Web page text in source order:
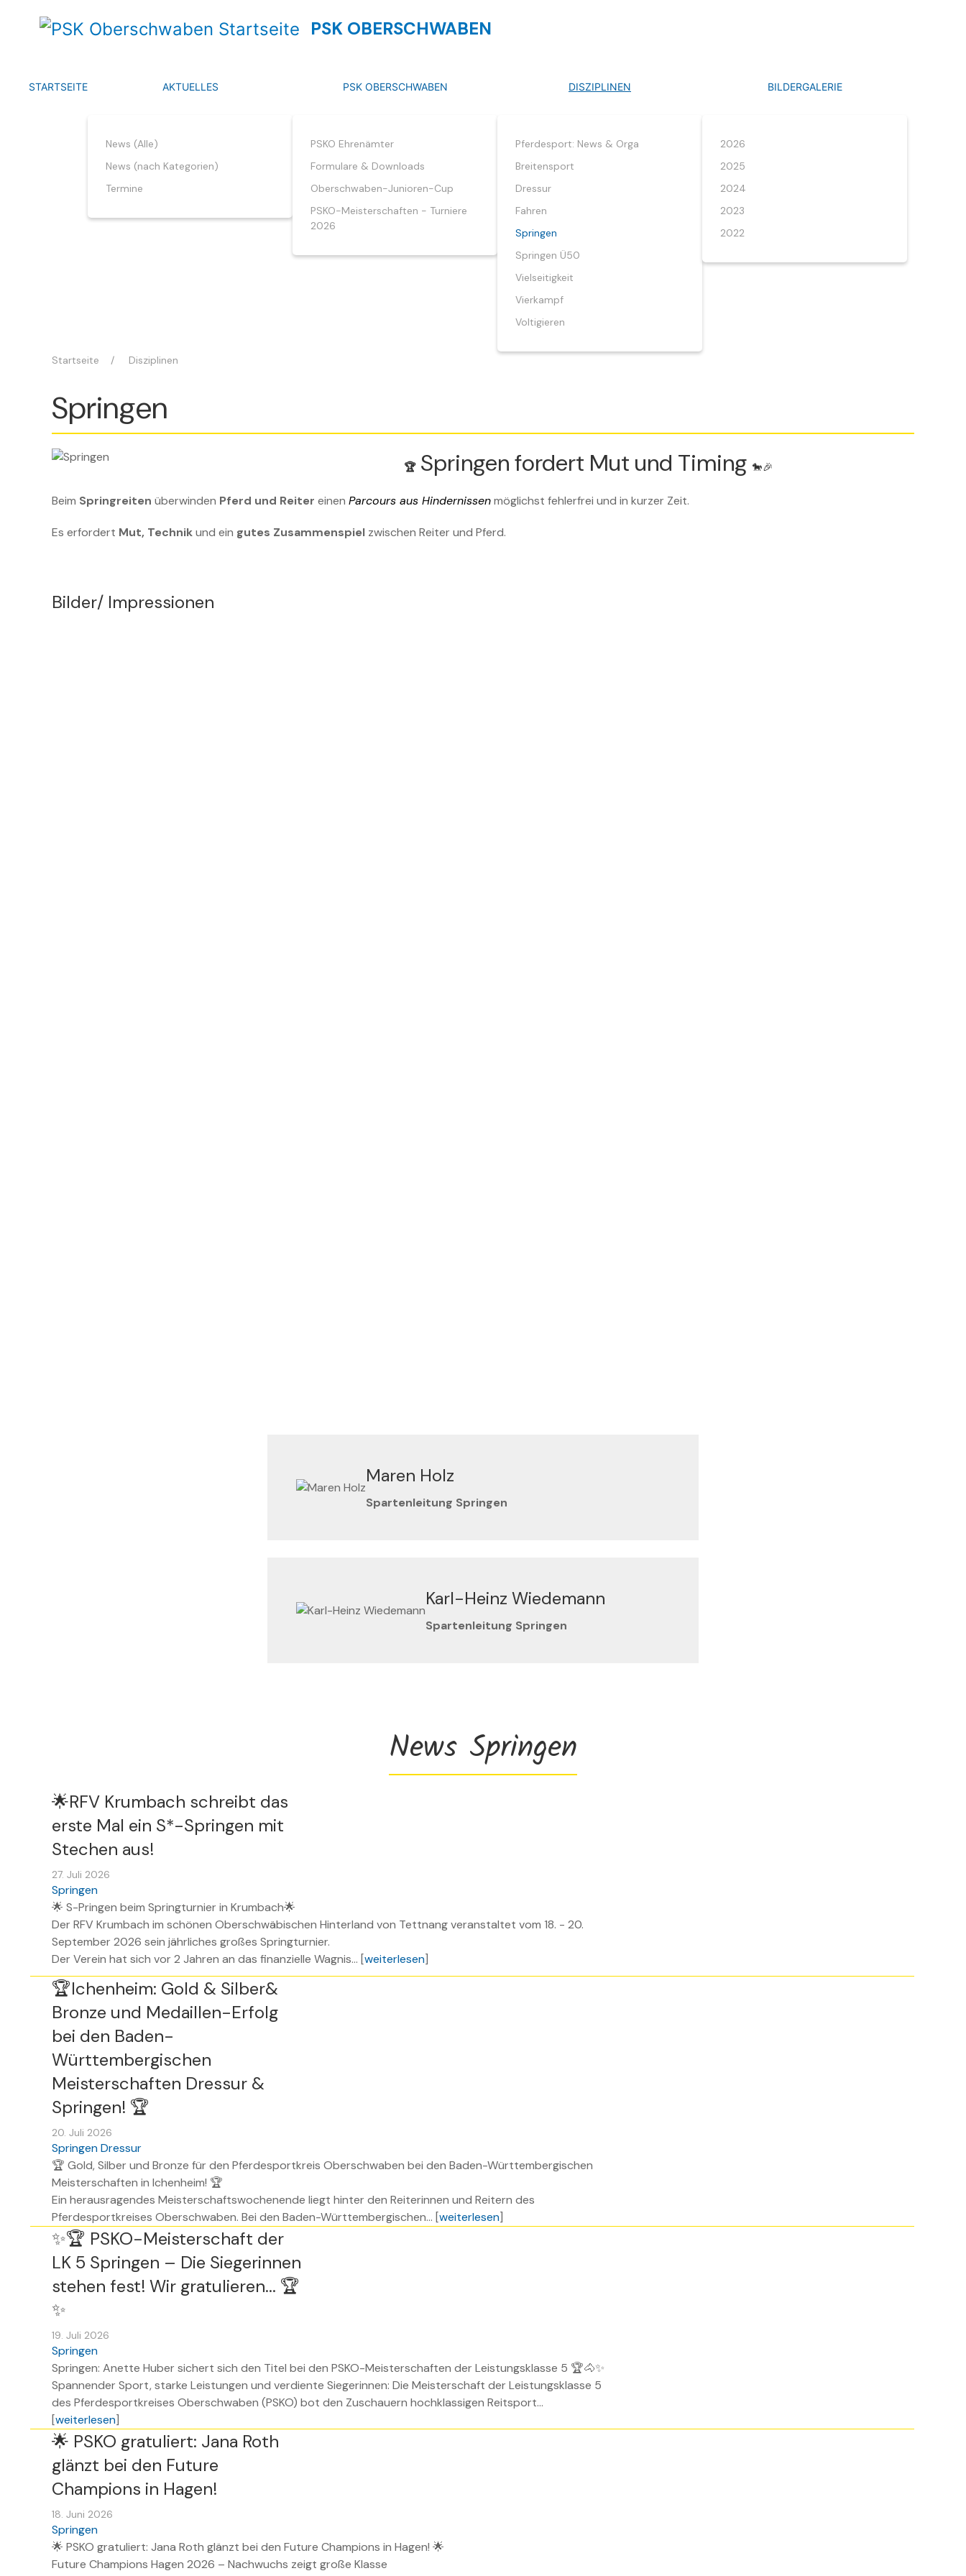
PSK OBERSCHWABEN
STARTSEITE AKTUELLES
News (Alle)
News (nach Kategorien)
Termine
PSK OBERSCHWABEN
PSKO Ehrenämter
Formulare & Downloads
Oberschwaben-Junioren-Cup
PSKO-Meisterschaften - Turniere
2026
DISZIPLINEN
Pferdesport: News & Orga
Breitensport
Dressur
Fahren
Springen
Springen Ü50
Vielseitigkeit
Vierkampf
Voltigieren
BILDERGALERIE
2026
2025
2024
2023
2022
Startseite Disziplinen
Springen
🏆 Springen fordert Mut und Timing 🐎🎉
Beim Springreiten überwinden Pferd und Reiter einen Parcours aus Hindernissenmöglichst fehlerfrei und in kurzer Zeit.
Es erfordert Mut, Technikund ein gutes Zusammenspiel zwischen Reiter und Pferd.
Bilder/ Impressionen
Maren Holz
Spartenleitung Springen
Karl-Heinz Wiedemann
Spartenleitung Springen
News Springen
🌟RFV Krumbach schreibt das
erste Mal ein S*-Springen mit
Stechen aus!
27. Juli 2026
Springen
🌟 S-Pringen beim Springturnier in Krumbach🌟
Der RFV Krumbach im schönen Oberschwäbischen Hinterland von Tettnang veranstaltet vom 18. - 20.
September 2026 sein jährliches großes Springturnier.
Der Verein hat sich vor 2 Jahren an das finanzielle Wagnis... [weiterlesen]
🏆Ichenheim: Gold & Silber&
Bronze und Medaillen-Erfolg
bei den Baden-
Württembergischen
Meisterschaften Dressur &
Springen! 🏆
20. Juli 2026
SpringenDressur
🏆 Gold, Silber und Bronze für den Pferdesportkreis Oberschwaben bei den Baden-Württembergischen
Meisterschaften in Ichenheim! 🏆
Ein herausragendes Meisterschaftswochenende liegt hinter den Reiterinnen und Reitern des
Pferdesportkreises Oberschwaben. Bei den Baden-Württembergischen... [weiterlesen]
✨🏆 PSKO-Meisterschaft der
LK 5 Springen – Die Siegerinnen
stehen fest! Wir gratulieren... 🏆
✨
19. Juli 2026
Springen
Springen: Anette Huber sichert sich den Titel bei den PSKO-Meisterschaften der Leistungsklasse 5 🏆🐴✨
Spannender Sport, starke Leistungen und verdiente Siegerinnen: Die Meisterschaft der Leistungsklasse 5
des Pferdesportkreises Oberschwaben (PSKO) bot den Zuschauern hochklassigen Reitsport...
[weiterlesen]
🌟 PSKO gratuliert: Jana Roth
glänzt bei den Future
Champions in Hagen!
18. Juni 2026
Springen
🌟 PSKO gratuliert: Jana Roth glänzt bei den Future Champions in Hagen! 🌟
Future Champions Hagen 2026 – Nachwuchs zeigt große Klasse